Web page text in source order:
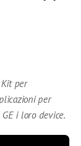
per
per
i loro device.